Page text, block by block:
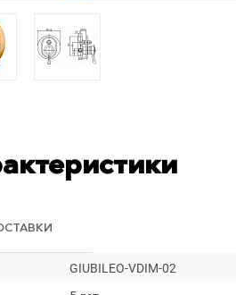
GIUBILEO-VDIM-02